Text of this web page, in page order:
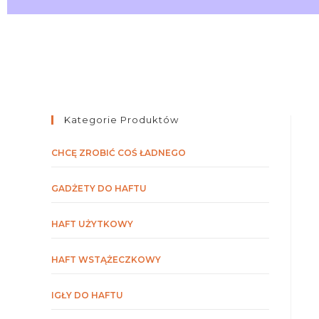
Kategorie Produktów
CHCĘ ZROBIĆ COŚ ŁADNEGO
GADŻETY DO HAFTU
HAFT UŻYTKOWY
HAFT WSTĄŻECZKOWY
IGŁY DO HAFTU